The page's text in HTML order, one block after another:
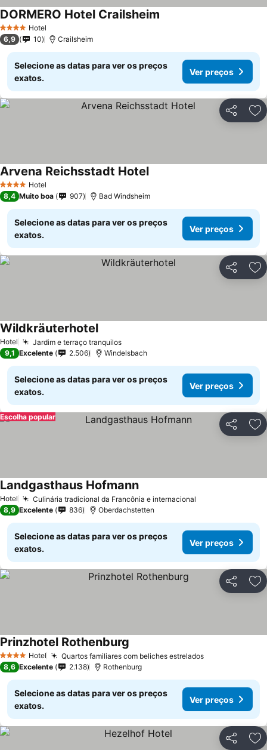
4 EstrelasHotel
DORMERO Hotel Crailsheim
6,9 10 Crailsheim
Selecione as datas para ver os preços
exatos.
Ver preços
Partilhar
4 EstrelasHotel
Arvena Reichsstadt HotelVer preços
8,4 Muito boa 907 Bad Windsheim
Selecione as datas para ver os preços
exatos.
Ver preços
Partilhar
Hotel Jardim e terraço tranquilosVer preços
WildkräuterhotelVer preços
9,1 Excelente 2.506 Windelsbach
Selecione as datas para ver os preços
exatos.
Ver preços
Partilhar
Escolha popular
Hotel Culinária tradicional da Francônia e internacional
Landgasthaus HofmannVer preços
8,9 Excelente 836 Oberdachstetten
Selecione as datas para ver os preços
exatos.
Ver preços
Partilhar
4 EstrelasHotel Quartos familiares com beliches estreladosVer preços
Prinzhotel Rothenburg
8,6 Excelente 2.138 Rothenburg
Selecione as datas para ver os preços
exatos.
Ver preços
Partilhar